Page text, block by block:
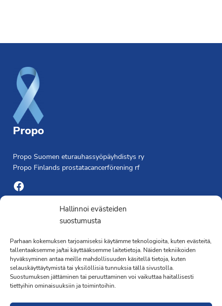
Hallinnoi evästeiden
suostumusta
Parhaan kokemuksen tarjoamiseksi käytämme teknologioita, kuten evästeitä,
tallentaaksemme ja/tai käyttääksemme laitetietoja. Näiden tekniikoiden
hyväksyminen antaa meille mahdollisuuden käsitellä tietoja, kuten
selauskäyttäytymistä tai yksilöllisiä tunnuksia tällä sivustolla.
Suostumuksen jättäminen tai peruuttaminen voi vaikuttaa haitallisesti
tiettyihin ominaisuuksiin ja toimintoihin.
Propo
Propo Suomen eturauhassyöpäyhdistys ry
Propo Finlands prostatacancerförening rf
Facebook
Yhdistyksen toimisto
Laivapojankatu 3 C, 00180 Helsinki
toimisto@propo.fi
Saavutettavuusseloste »
Toiminnanjohtaja